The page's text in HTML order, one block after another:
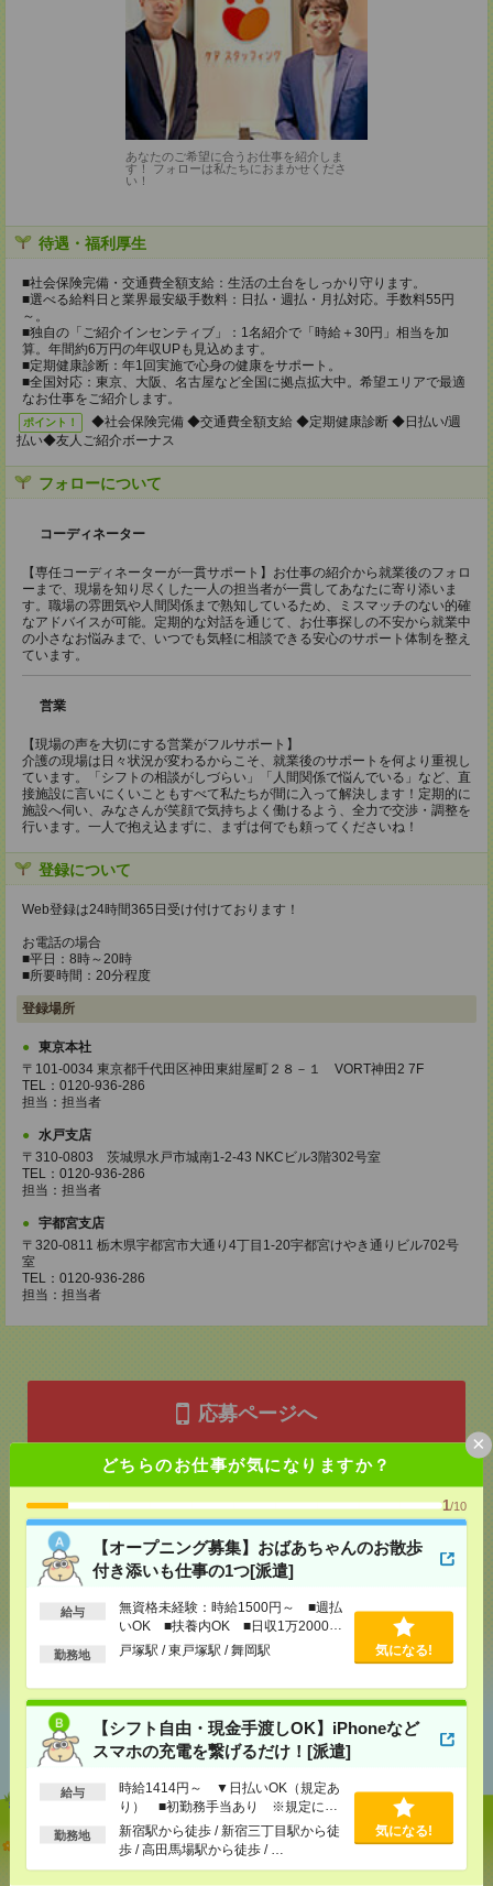
どちらのお仕事が気になりますか？
1/10
【オープニング募集】おばあちゃんのお散歩
付き添いも仕事の1つ[派遣]
給与
無資格未経験：時給1500円～ ■週払
いOK ■扶養内OK ■日収1万2000円
以上
勤務地 戸塚駅 / 東戸塚駅 / 舞岡駅 気になる!
【シフト自由・現金手渡しOK】iPhoneなど
スマホの充電を繋げるだけ！[派遣]
給与
時給1414円～ ▼日払いOK（規定あ
り） ■初勤務手当あり ※規定によ
る
勤務地
新宿駅から徒歩 / 新宿三丁目駅から徒
歩 / 高田馬場駅から徒歩 / …
気になる!
×
あなたのご希望に合うお仕事を紹介しま
す！ フォローは私たちにおまかせくださ
い！
待遇・福利厚生
■社会保険完備・交通費全額支給：生活の土台をしっかり守ります。
■選べる給料日と業界最安級手数料：日払・週払・月払対応。手数料55円
～。
■独自の「ご紹介インセンティブ」：1名紹介で「時給＋30円」相当を加
算。年間約6万円の年収UPも見込めます。
■定期健康診断：年1回実施で心身の健康をサポート。
■全国対応：東京、大阪、名古屋など全国に拠点拡大中。希望エリアで最適
なお仕事をご紹介します。
ポイント！
◆社会保険完備 ◆交通費全額支給 ◆定期健康診断 ◆日払い/週
払い◆友人ご紹介ボーナス
フォローについて
コーディネーター
【専任コーディネーターが一貫サポート】お仕事の紹介から就業後のフォロ
ーまで、現場を知り尽くした一人の担当者が一貫してあなたに寄り添いま
す。職場の雰囲気や人間関係まで熟知しているため、ミスマッチのない的確
なアドバイスが可能。定期的な対話を通じて、お仕事探しの不安から就業中
の小さなお悩みまで、いつでも気軽に相談できる安心のサポート体制を整え
ています。
営業
【現場の声を大切にする営業がフルサポート】
介護の現場は日々状況が変わるからこそ、就業後のサポートを何より重視し
ています。「シフトの相談がしづらい」「人間関係で悩んでいる」など、直
接施設に言いにくいこともすべて私たちが間に入って解決します！定期的に
施設へ伺い、みなさんが笑顔で気持ちよく働けるよう、全力で交渉・調整を
行います。一人で抱え込まずに、まずは何でも頼ってくださいね！
登録について
Web登録は24時間365日受け付けております！
お電話の場合
■平日：8時～20時
■所要時間：20分程度
登録場所
東京本社
〒101-0034 東京都千代田区神田東紺屋町２８－１ VORT神田2 7F
TEL：0120-936-286
担当：担当者
水戸支店
〒310-0803 茨城県水戸市城南1-2-43 NKCビル3階302号室
TEL：0120-936-286
担当：担当者
宇都宮支店
〒320-0811 栃木県宇都宮市大通り4丁目1-20宇都宮けやき通りビル702号
室
TEL：0120-936-286
担当：担当者
応募ページへ
気になる！ 電話応募
メールで送る
ツイート ブックマーク
あなたの閲覧履歴からの
おすすめ
【オープニング募集】おばあちゃんのお散歩付き添
いも仕事の1つ[派遣]